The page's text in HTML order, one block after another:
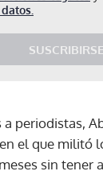
SUSCRIBIRSE
a periodistas,
el que militó
sin tener